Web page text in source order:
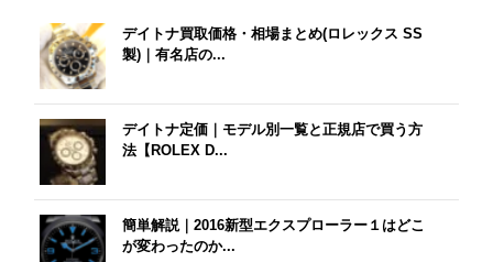
デイトナ買取価格・相場まとめ(ロレックス SS
製)｜有名店の...
デイトナ定価｜モデル別一覧と正規店で買う方
法【ROLEX D...
簡単解説｜2016新型エクスプローラー１はどこ
が変わったのか...